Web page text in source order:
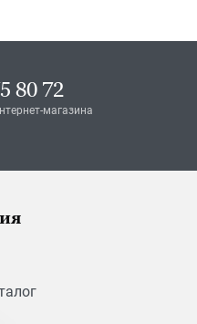
80 72
магазина